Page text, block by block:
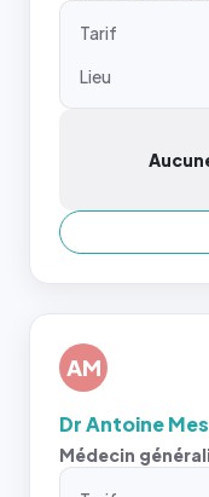
Tarif
Lieu
AM
Dr Antoine
Médecin